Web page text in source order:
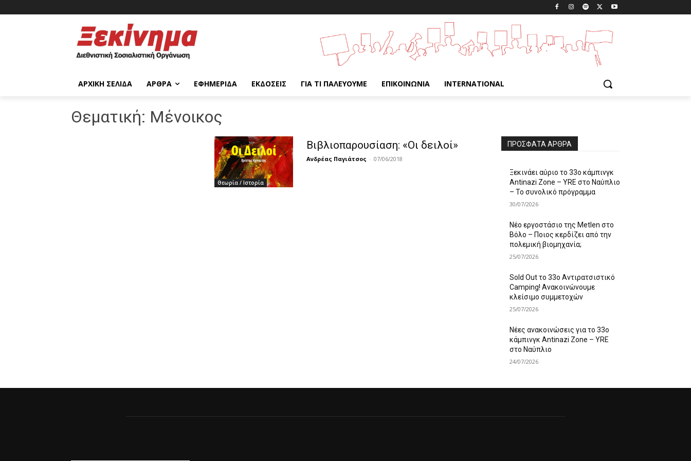
ΑΡΧΙΚΉ ΣΕΛΊΔΑ ΆΡΘΡΑ ΕΦΗΜΕΡΊΔΑ ΕΚΔΌΣΕΙΣ ΓΙΑ ΤΙ ΠΑΛΕΎΟΥΜΕ ΕΠΙΚΟΙΝΩΝΊΑ INTERNATIONAL
Θεματική: Μένοικος
Θεωρία / Ιστορία
Βιβλιοπαρουσίαση: «Οι δειλοί»
Ανδρέας Παγιάτσος - 07/06/2018
ΠΡΌΣΦΑΤΑ ΆΡΘΡΑ
Ξεκινάει αύριο το 33ο κάμπινγκ
Antinazi Zone – YRE στο Ναύπλιο
– Το συνολικό πρόγραμμα
30/07/2026
Νέο εργοστάσιο της Metlen στο
Βόλο – Ποιος κερδίζει από την
πολεμική βιομηχανία;
25/07/2026
Sold Out το 33ο Αντιρατσιστικό
Camping! Ανακοινώνουμε
κλείσιμο συμμετοχών
25/07/2026
Νέες ανακοινώσεις για το 33ο
κάμπινγκ Antinazi Zone – YRE
στο Ναύπλιο
24/07/2026